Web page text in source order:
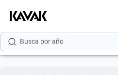
Busca por año
Busca por marca